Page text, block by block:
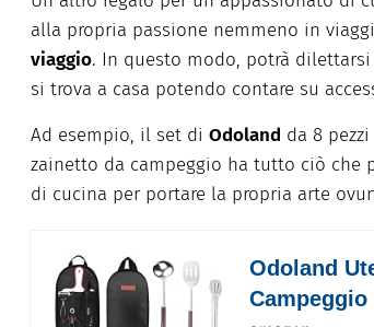
alla propria passione nemmeno in
viaggio. In questo modo, potrà
si trova a casa potendo contare su
Ad esempio, il set di Odoland da 8
zainetto da campeggio ha tutto ciò che
di cucina per portare la propria arte
Odoland
Campeggio